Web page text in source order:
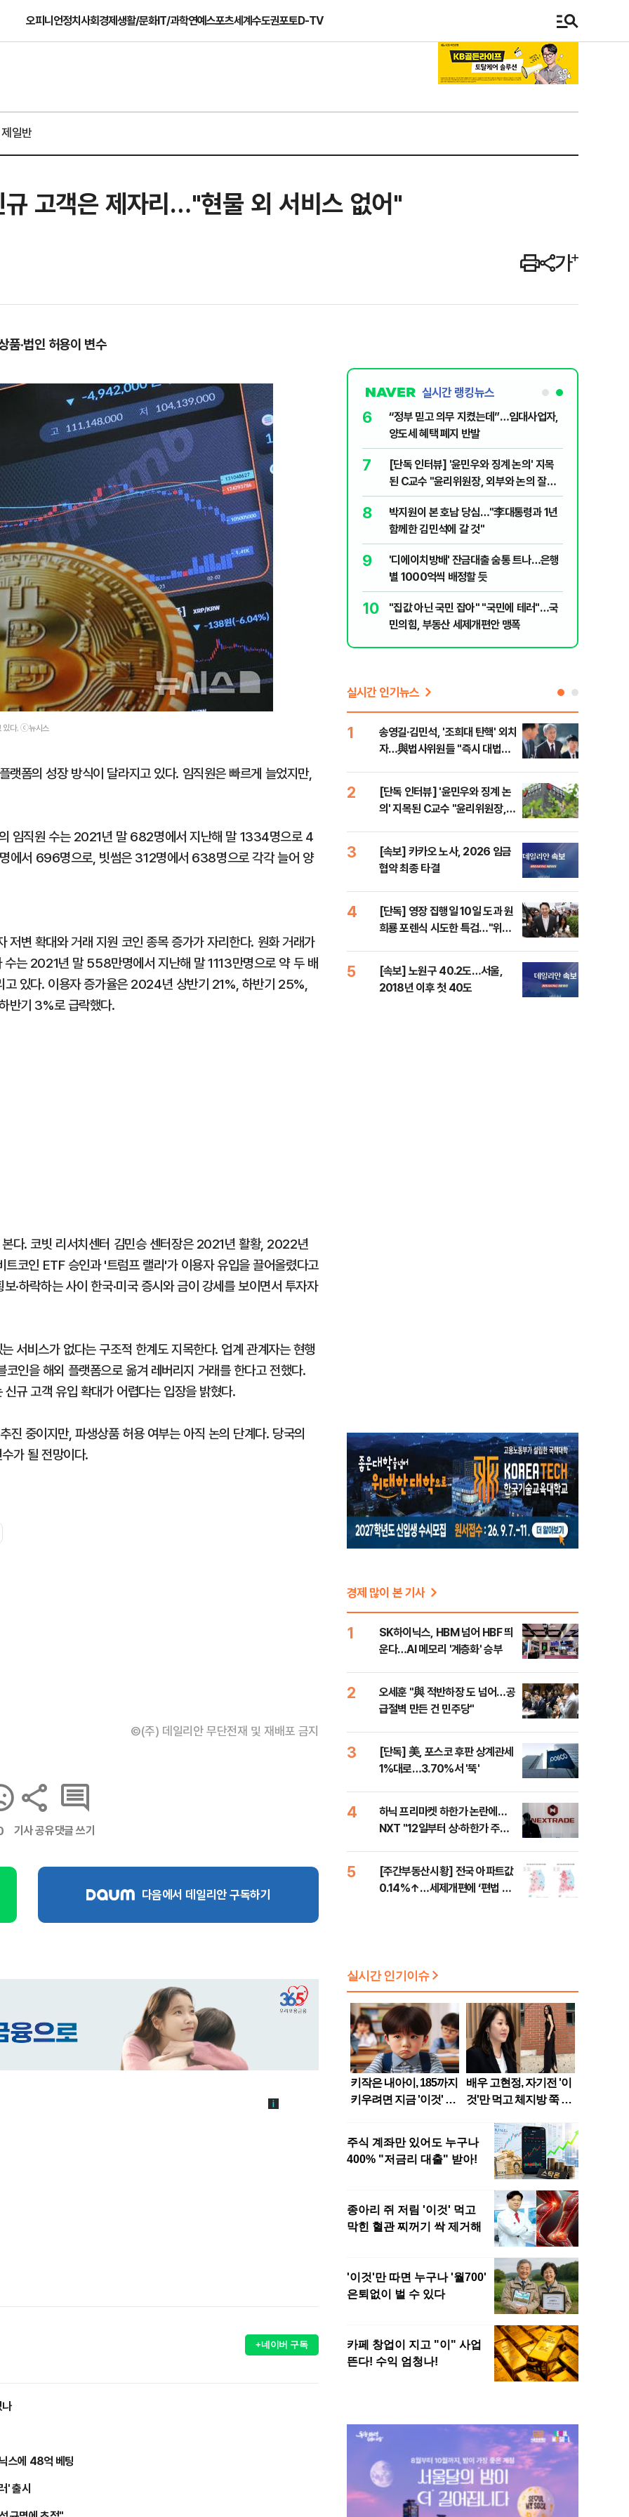
오피니언정치사회경제생활/문화IT/과학연예스포츠세계수도권포토D-TV
일반
고객은 제자리…"현물 외 서비스 없어"
·법인 허용이 변수
있다. ⓒ뉴시스
랫폼의 성장 방식이 달라지고 있다. 임직원은 빠르게 늘었지만,
임직원 수는 2021년 말 682명에서 지난해 말 1334명으로 4
에서 696명으로, 빗썸은 312명에서 638명으로 각각 늘어 양
저변 확대와 거래 지원 코인 종목 증가가 자리한다. 원화 거래가
는 2021년 말 558만명에서 지난해 말 1113만명으로 약 두 배
고 있다. 이용자 증가율은 2024년 상반기 21%, 하반기 25%,
반기 3%로 급락했다.
다. 코빗 리서치센터 김민승 센터장은 2021년 활황, 2022년
코인 ETF 승인과 '트럼프 랠리'가 이용자 유입을 끌어올렸다고
·하락하는 사이 한국·미국 증시와 금이 강세를 보이면서 투자자
서비스가 없다는 구조적 한계도 지목한다. 업계 관계자는 현행
인을 해외 플랫폼으로 옮겨 레버리지 거래를 한다고 전했다.
규 고객 유입 확대가 어렵다는 입장을 밝혔다.
진 중이지만, 파생상품 허용 여부는 아직 논의 단계다. 당국의
가 될 전망이다.
©(주) 데일리안 무단전재 및 재배포 금지
기사 공유댓글 쓰기
다음에서 데일리안 구독하기
+네이버 구독
스에 48억 베팅
' 출시
실시간 랭킹뉴스
1
"편해서 매일 신었는데"...전문가가 경고한
'크록스'의 숨은 위험
2
송영길·김민석, '조희대 탄핵' 외치자…與
법사위원들 "즉시 대법관 제청하라"
3
하닉 프리마켓 하한가 논란에…NXT "12
일부터 상·하한가 주문금지"
4
[속보] 노원구 40.2도…서울, 2018년 이
후 첫 40도
5
"기아차가 날 살려"…'굿 윌 헌팅' 여배우,
교통사고때 타고 있던 차는?
6
“정부 믿고 의무 지켰는데”…임대사업자,
양도세 혜택 폐지 반발
7
[단독 인터뷰] '윤민우와 징계 논의' 지목
된 C교수 "윤리위원장, 외부와 논의 잘못
된 행위"
8
박지원이 본 호남 당심…"李대통령과 1년
함께한 김민석에 갈 것"
9
'디에이치방배' 잔금대출 숨통 트나…은행
별 1000억씩 배정할 듯
10
"집값 아닌 국민 잡아" "국민에 테러"…국
민의힘, 부동산 세제개편안 맹폭
실시간 인기뉴스
1
송영길·김민석, '조희대 탄핵' 외치
자…與법사위원들 "즉시 대법관
2
[단독 인터뷰] '윤민우와 징계 논
의' 지목된 C교수 "윤리위원장,
3
[속보] 카카오 노사, 2026 임금
협약 최종 타결
4
[단독] 영장 집행일 10일 도과 원
희룡 포렌식 시도한 특검…"위법
5
[속보] 노원구 40.2도…서울,
2018년 이후 첫 40도
경제 많이 본 기사
1
SK하이닉스, HBM 넘어 HBF 띄
운다…AI 메모리 '계층화' 승부
2
오세훈 "與 적반하장 도 넘어…공
급절벽 만든 건 민주당"
3
[단독] 美, 포스코 후판 상계관세
1%대로…3.70%서 '뚝'
4
하닉 프리마켓 하한가 논란에…
NXT "12일부터 상·하한가 주문
5
[주간부동산시황] 전국 아파트값
0.14%↑…세제개편에 ‘편법 주